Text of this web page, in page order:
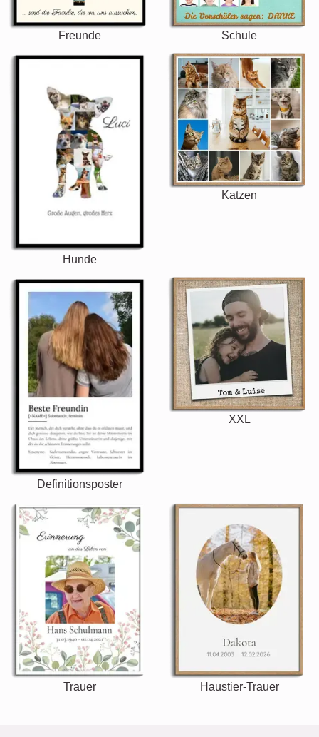
Freunde Schule
Hunde
Katzen
Definitionsposter
XXL
Trauer Haustier-Trauer